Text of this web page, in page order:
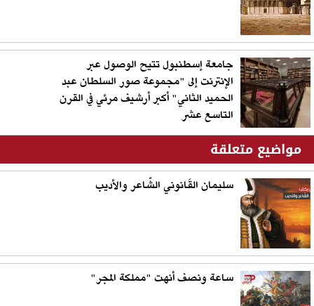
جامعة إسطنبول تتيح الوصول عبر
الإنترنت إلى "مجموعة صور السلطان عبد
الحميد الثاني" أكبر أرشيف مرئي في القرن
التاسع عشر
مواضيع متعلقة
سليمان القَانوني الشّاعر والأديب
ساعة ونصف أنهت "مملكة المجر"